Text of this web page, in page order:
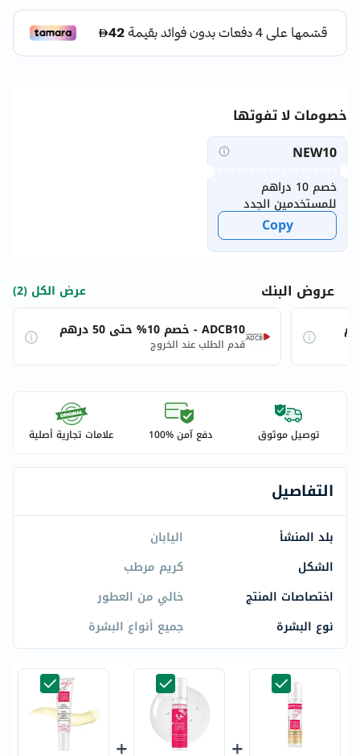
خصومات لا تفوتها
NEW10
خصم 10 دراهم
للمستخدمين الجدد
Copy
عروض البنك
عرض الكل (2)
ADCB10 - خصم 10% حتى 50 درهم
قدم الطلب عند الخروج
توصيل موثوق دفع آمن %100 علامات تجارية أصلية
التفاصيل
بلد المنشأ
اليابان
الشكل
كريم مرطب
اختصاصات المنتج
خالي من العطور
نوع البشرة
جميع أنواع البشرة